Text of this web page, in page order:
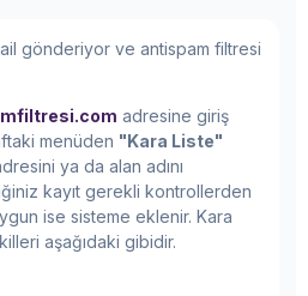
gönderiyor ve antispam filtresi
adresine giriş
menüden "Kara Liste"
ya da alan adını
kayıt gerekli kontrollerden
ise sisteme eklenir. Kara
aşağıdaki gibidir.